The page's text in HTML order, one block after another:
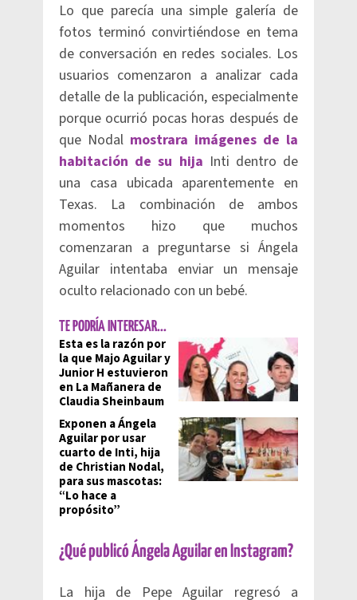
Lo que parecía una simple galería de
fotos terminó convirtiéndose en tema
de conversación en redes sociales. Los
usuarios comenzaron a analizar cada
detalle de la publicación, especialmente
porque ocurrió pocas horas después de
que Nodal mostrara imágenes de la
habitación de su hija Inti dentro de
una casa ubicada aparentemente en
Texas. La combinación de ambos
momentos hizo que muchos
comenzaran a preguntarse si Ángela
Aguilar intentaba enviar un mensaje
oculto relacionado con un bebé.
TE PODRÍA INTERESAR...
Esta es la razón por
la que Majo Aguilar y
Junior H estuvieron
en La Mañanera de
Claudia Sheinbaum
Exponen a Ángela
Aguilar por usar
cuarto de Inti, hija
de Christian Nodal,
para sus mascotas:
“Lo hace a
propósito”
¿Qué publicó Ángela Aguilar en Instagram?
La hija de Pepe Aguilar regresó a